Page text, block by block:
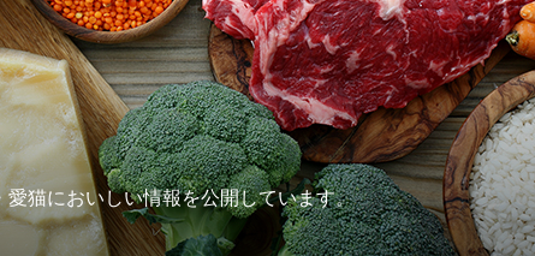
猫においしい情報を公開しています。